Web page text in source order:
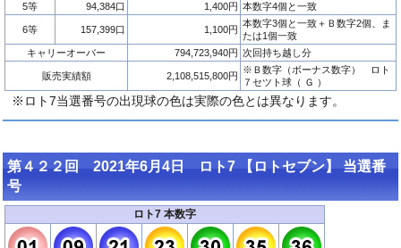
5等
94,384口 1,400円 本数字4個と一致
6等 157,399口 1,100円
本数字3個と一致＋Ｂ数字2個、ま
たは1個一致
キャリーオーバー
794,723,940円 次回持ち越し分
販売実績額 2,108,515,800円
※Ｂ数字（ボーナス数字） ロト
７セツト球（ Ｇ ）
※ロト7当選番号の出現球の色は実際の色とは異なります。
第４２２回 2021年6月4日 ロト7 【ロトセブン】 当選番
号
ロト7 本数字